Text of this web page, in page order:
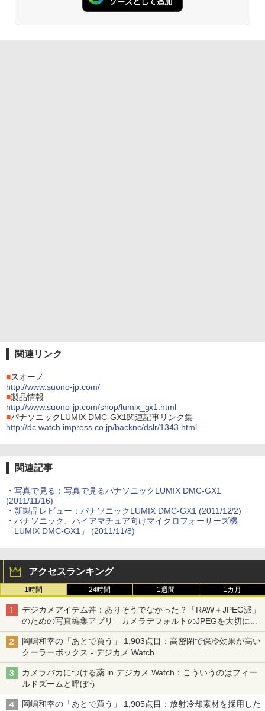
関連リンク
■スオーノ
http://www.suono-jp.com/
■製品情報
http://www.suono-jp.com/shop/lumix_gx1.html
■パナソニックLUMIX DMC-GX1関連記事リンク集
http://dc.watch.impress.co.jp/backno/dslr/1343.html
関連記事
・ 写真で見る：写真で見るパナソニックLUMIX DMC-GX1
(2011/11/16)
・ 新製品レビュー：パナソニックLUMIX DMC-GX1 (2011/12/2)
・ パナソニック、ハイアマチュア向けマイクロフォーサーズ機
「LUMIX DMC-GX1」 (2011/11/8)
アクセスランキング
1時間 24時間 1週間 1カ月
デジカメアイテム丼：ありそうでなかった？「RAW＋JPEG派」
のための写真編集アプリ カメラデフォルトのJPEGを大切にす
る「Filmator」
岡嶋和幸の「あとで買う」 1,903点目：高密閉で保冷効果が高い
クーラーボックス - デジカメ Watch
カメラバカにつける薬 in デジカメ Watch：こういうのはフィー
ルドズームと呼ぼう
岡嶋和幸の「あとで買う」 1,905点目：放射冷却素材を採用した